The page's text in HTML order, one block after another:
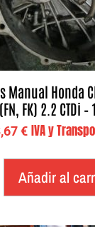
Manual Honda
(FN, FK) 2.2 CTDi –
€ IVA y
Añadir al